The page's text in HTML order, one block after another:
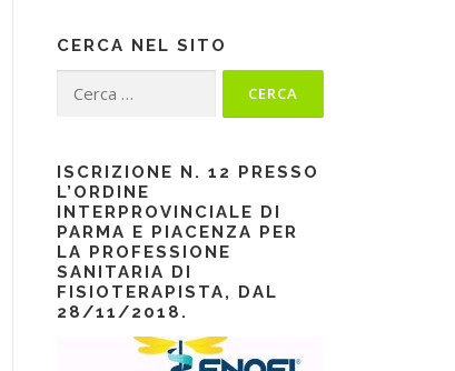
CERCA NEL SITO
per:
ISCRIZIONE N. 12 PRESSO
L’ORDINE
INTERPROVINCIALE DI
PARMA E PIACENZA PER
LA PROFESSIONE
SANITARIA DI
FISIOTERAPISTA, DAL
28/11/2018.